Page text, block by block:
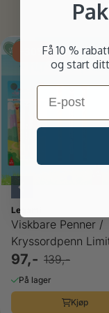
-30%
Legami
Viskbare Penner /
Kryssordpenn
Etd 3 pk Hunder
97,- 139,-
På lager
Kjøp
Få 10 %
og start
Email